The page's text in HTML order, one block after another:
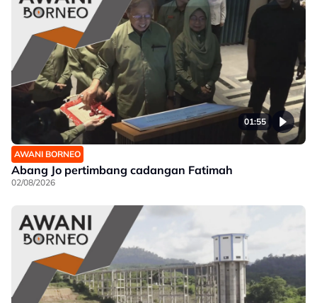
01:55
AWANI BORNEO
Abang Jo pertimbang cadangan Fatimah
02/08/2026